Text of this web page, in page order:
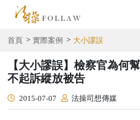
首頁 實際案例 大小謬誤
【大小謬誤】檢察官為何
不起訴縱放被告
2015-07-07 法操司想傳媒